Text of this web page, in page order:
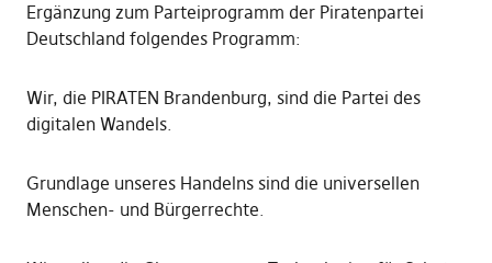
Ergänzung zum Parteiprogramm der Piratenpartei
Deutschland folgendes Programm:
Wir, die PIRATEN Brandenburg, sind die Partei des
digitalen Wandels.
Grundlage unseres Handelns sind die universellen
Menschen- und Bürgerrechte.